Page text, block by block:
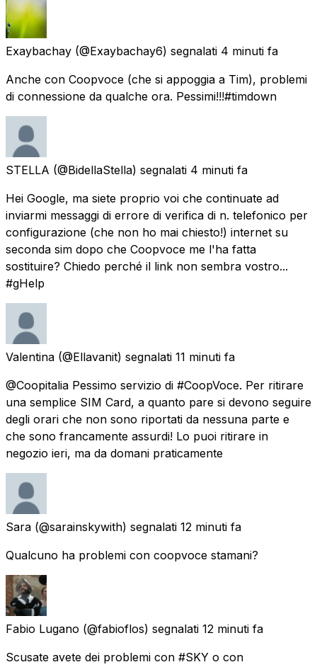
Exaybachay (@Exaybachay6) segnalati 4 minuti fa
Anche con Coopvoce (che si appoggia a Tim), problemi
di connessione da qualche ora. Pessimi!!!#timdown
STELLA (@BidellaStella) segnalati 4 minuti fa
Hei Google, ma siete proprio voi che continuate ad
inviarmi messaggi di errore di verifica di n. telefonico per
configurazione (che non ho mai chiesto!) internet su
seconda sim dopo che Coopvoce me l'ha fatta
sostituire? Chiedo perché il link non sembra vostro...
#gHelp
Valentina (@Ellavanit) segnalati 11 minuti fa
@Coopitalia Pessimo servizio di #CoopVoce. Per ritirare
una semplice SIM Card, a quanto pare si devono seguire
degli orari che non sono riportati da nessuna parte e
che sono francamente assurdi! Lo puoi ritirare in
negozio ieri, ma da domani praticamente
Sara (@sarainskywith) segnalati 12 minuti fa
Qualcuno ha problemi con coopvoce stamani?
Fabio Lugano (@fabioflos) segnalati 12 minuti fa
Scusate avete dei problemi con #SKY o con